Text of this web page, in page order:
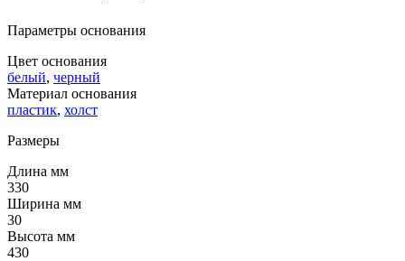
Параметры основания
Цвет основания
белый, черный
Материал основания
пластик, холст
Размеры
Длина мм
330
Ширина мм
30
Высота мм
430